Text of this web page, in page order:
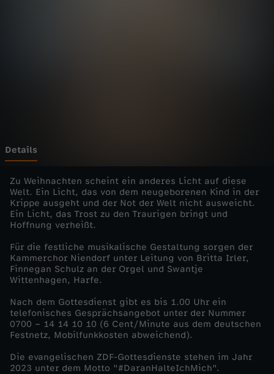
e
-
I
n
n
e
u
e
Details
Zu Weihnachten scheint ein anderes Licht auf diese
Welt. Ein Licht, das von dem neugeborenen Kind in der
Krippe ausgeht und der Not der Welt nicht ausweicht.
Ein Licht, das Trost zu den Traurigen bringt und
Hoffnung verheißt.
Für die festliche musikalische Gestaltung sorgen der
Kammerchor Niendorf unter Leitung von Britta Irler,
Finnegan Schulz an der Orgel und Swantje
Wittenhagen, Harfe.
Nach dem Gottesdienst gibt es bis 1.00 Uhr ein
telefonisches Gesprächsangebot unter der Nummer
0700 – 14 14 10 10 (6 Cent/Minute aus dem deutschen
Festnetz, Mobilfunkkosten abweichend).
Die evangelischen ZDF-Gottesdienste stehen im Jahr
2023 unter dem Motto "#DaranHalteIchMich".